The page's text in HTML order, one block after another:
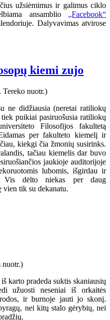
užsiėmimus ir galimus ciklo
ansamblio „Facebook“
Dalyvavimas atvirose
kiemi zujo
ne didžiausia (neretai ratiliokų
puikiai pasiruošusia ratiliokų
Filosofijos fakultetą
per fakulteto kiemelį ir
kiekgi čia žmonių susirinks.
tačiau kiemelis dar buvo
jaukioje auditorijoje
lubomis, išgirdau ir
Vis dėlto niekas per daug
vien tik su dekanatu.
karto pradeda suktis skaniausių
užuosti neseniai iš orkaitės
ir burnoje jauti jo skonį.
nei kitų stalo gėrybių, nei